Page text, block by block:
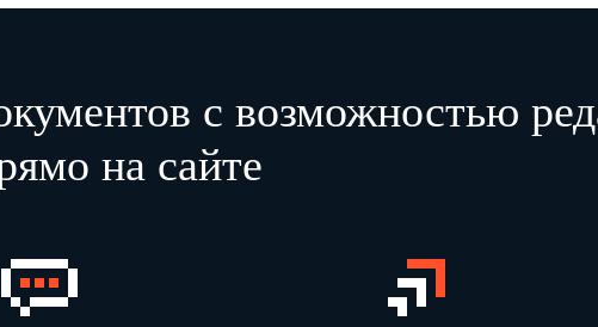
с возможностью
на сайте